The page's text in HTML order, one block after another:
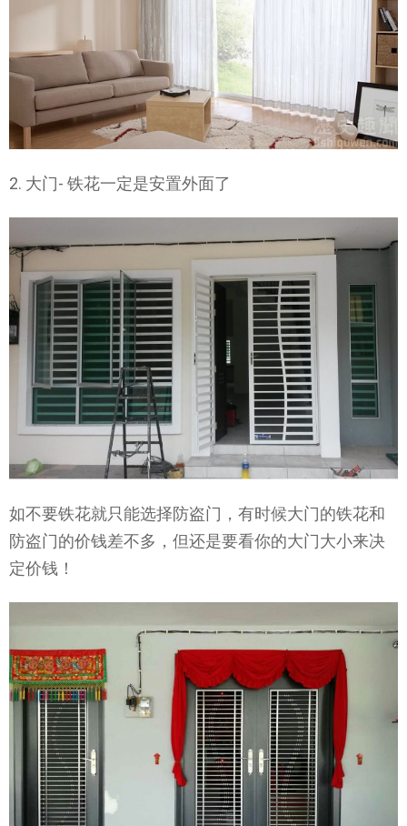
2. 大门- 铁花一定是安置外面了
如不要铁花就只能选择防盗门，有时候大门的铁花和
防盗门的价钱差不多，但还是要看你的大门大小来决
定价钱！